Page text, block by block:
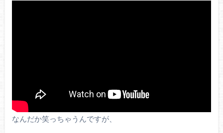
なんだか笑っちゃうんですが、